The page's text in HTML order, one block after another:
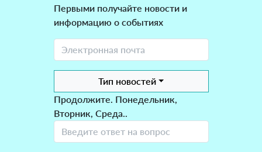
Первыми получайте новости и
информацию о событиях
Тип новостей
Продолжите. Понедельник,
Вторник, Среда..